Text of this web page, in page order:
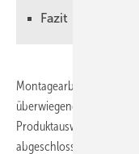
Fazit
Montagearbeiten sind
überwiegend ausführt.
Produktauswahl,
abgeschlossen und